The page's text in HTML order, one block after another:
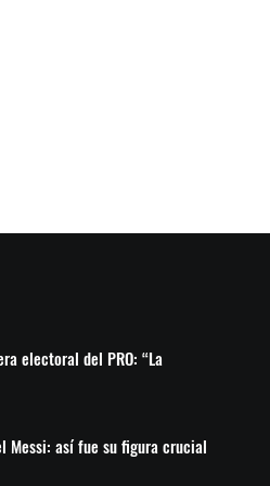
electoral del PRO: “La
Messi: así fue su figura crucial